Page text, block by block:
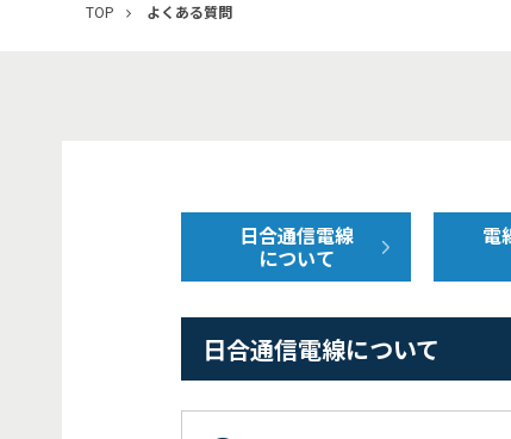
TOP よくある質問
日合通信電線
について
電
日合通信電線について